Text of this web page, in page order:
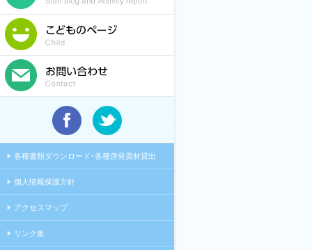
各種書類ダウンロード･各種啓発資材貸出
個人情報保護方針
アクセスマップ
リンク集